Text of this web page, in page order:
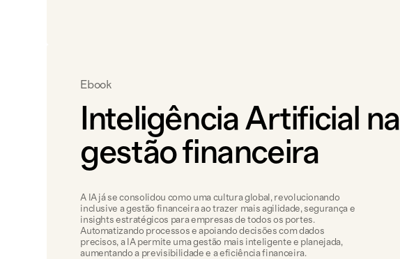
Ebook
Inteligência Artificial na
gestão financeira
A IA já se consolidou como uma cultura global, revolucionando
inclusive a gestão financeira ao trazer mais agilidade, segurança e
insights estratégicos para empresas de todos os portes.
Automatizando processos e apoiando decisões com dados
precisos, a IA permite uma gestão mais inteligente e planejada,
aumentando a previsibilidade e a eficiência financeira.